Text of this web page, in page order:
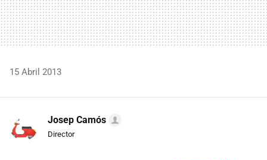
15 Abril 2013
Josep Camós
Director